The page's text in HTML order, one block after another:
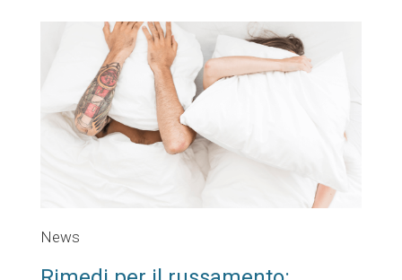
News